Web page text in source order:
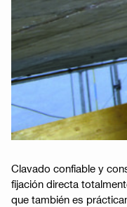
Clavado confiable y
fijación directa
que también es